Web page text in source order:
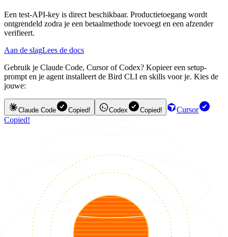
Een test-API-key is direct beschikbaar. Productietoegang wordt
ontgrendeld zodra je een betaalmethode toevoegt en een afzender
verifieert.
Aan de slagLees de docs
Gebruik je Claude Code, Cursor of Codex? Kopieer een setup-
prompt en je agent installeert de Bird CLI en skills voor je. Kies de
jouwe:
Claude Code Copied! Codex Copied!
Cursor
Copied!